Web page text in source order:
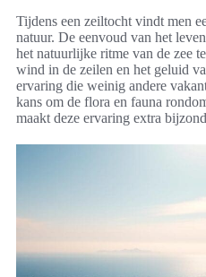
Tijdens een zeiltocht vindt men
natuur. De eenvoud van het
het natuurlijke ritme van de zee
wind in de zeilen en het geluid
ervaring die weinig andere
kans om de flora en fauna
maakt deze ervaring extra